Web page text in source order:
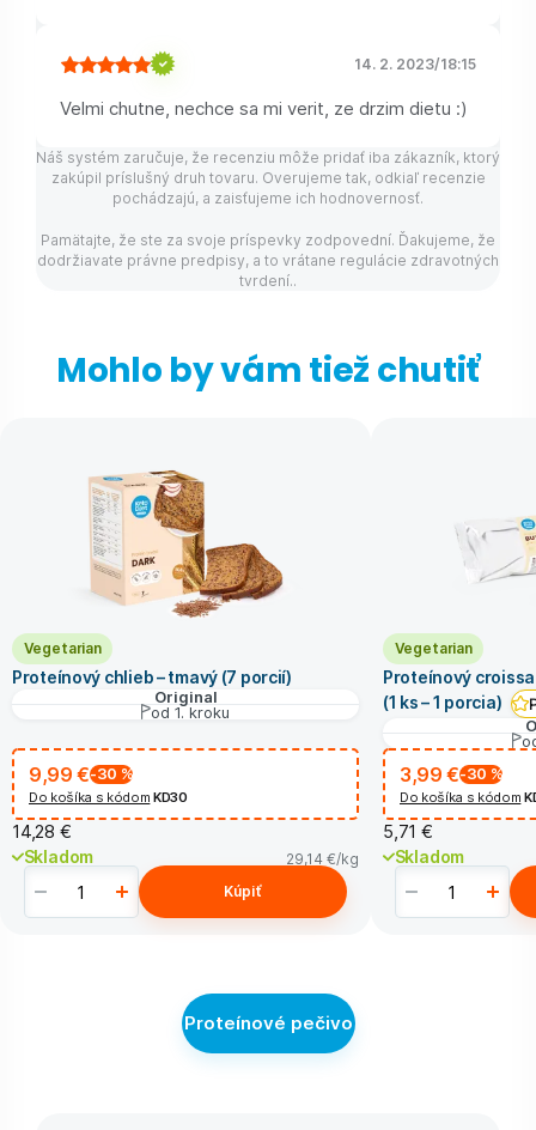
14. 2. 2023/18:15
Velmi chutne, nechce sa mi verit, ze drzim dietu :)
Náš systém zaručuje, že recenziu môže pridať iba zákazník, ktorý
zakúpil príslušný druh tovaru. Overujeme tak, odkiaľ recenzie
pochádzajú, a zaisťujeme ich hodnovernosť.
Pamätajte, že ste za svoje príspevky zodpovední. Ďakujeme, že
dodržiavate právne predpisy, a to vrátane regulácie zdravotných
tvrdení..
Mohlo by vám tiež chutiť
Vegetarian
Proteínový chlieb – tmavý (7 porcií)
Original
od 1. kroku
9,99 €-30 %
Do košíka s kódom KD30
14,28 €
Skladom 29,14 €/kg
Kúpiť
Vegetarian
Proteínový
(1 ks – 1 porcia)
3,99 €-30 %
Do košíka s kódom
5,71 €
Skladom
Proteínové pečivo